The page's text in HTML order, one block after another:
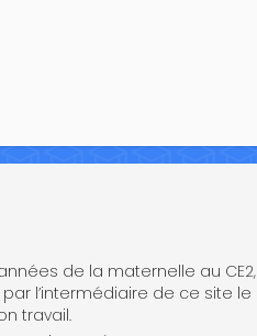
de la maternelle au CE2,
l’intermédiaire de ce site le
travail.